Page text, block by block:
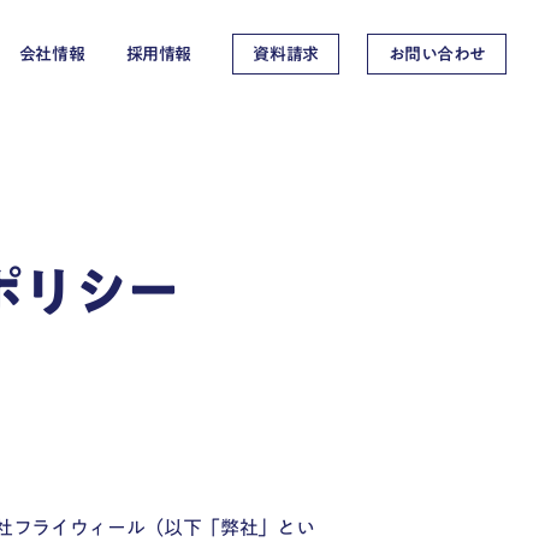
会社情報 採用情報 資料請求 お問い合わせ
リシー
フライウィール（以下「弊社」とい